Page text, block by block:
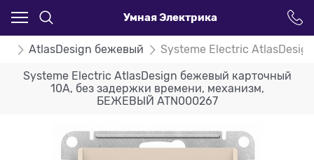
Умная Электрика
AtlasDesign бежевый Systeme Electric
Systeme Electric AtlasDesign бежевый карточный
10А, без задержки времени, механизм,
БЕЖЕВЫЙ ATN000267